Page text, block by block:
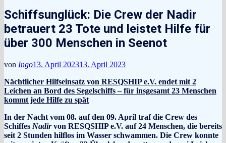
Schiffsunglück: Die Crew der Nadir
betrauert 23 Tote und leistet Hilfe für
über 300 Menschen in Seenot
von Ingo13. April 202313. April 2023
Nächtlicher Hilfseinsatz von RESQSHIP e.V. endet mit 2
Leichen an Bord des Segelschiffs – für insgesamt 23 Menschen
kommt jede Hilfe zu spät
In der Nacht vom 08. auf den 09. April traf die Crew des
Schiffes Nadirvon RESQSHIP e.V. auf 24 Menschen, die bereits
seit 2 Stunden hilflos im Wasser schwammen. Die Crew konnte